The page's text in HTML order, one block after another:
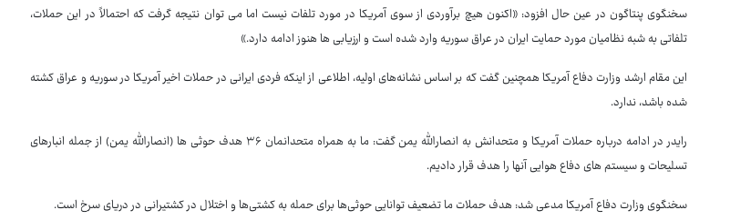
سخنگوی پنتاگون در عین حال افزود: «اکنون هیچ برآوردی از سوی آمریکا در مورد تلفات ‌نیست اما می توان نتیجه گرفت که احتمالاً در این حملات،
تلفاتی به شبه نظامیان مورد حمایت ایران در عراق سوریه وارد شده است و ارزیابی ها هنوز ادامه دارد.»
این مقام ارشد وزارت دفاع آمریکا همچنین گفت که بر اساس نشانه‌های اولیه، اطلاعی از اینکه فردی ایرانی در حملات اخیر آمریکا در سوریه و عراق کشته
شده باشد، ندارد.
رایدر در ادامه درباره حملات آمریکا و متحدانش به انصارالله یمن گفت: ما به همراه متحدانمان ۳۶ هدف حوثی ها (انصارالله یمن) از جمله انبارهای
تسلیحات و سیستم های دفاع هوایی آنها را هدف قرار دادیم.
سخنگوی وزارت دفاع آمریکا مدعی شد: هدف حملات ما تضعیف توانایی حوثی‌ها برای حمله به کشتی‌ها و اختلال در کشتیرانی در دریای سرخ است.